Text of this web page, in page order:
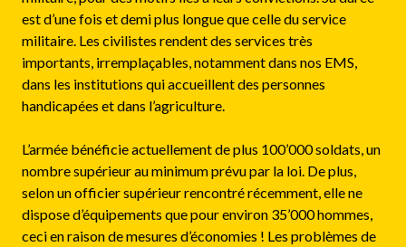
est d’une fois et demi plus longue que celle du service
militaire. Les civilistes rendent des services très
importants, irremplaçables, notamment dans nos EMS,
dans les institutions qui accueillent des personnes
handicapées et dans l’agriculture.
L’armée bénéficie actuellement de plus 100’000 soldats, un
nombre supérieur au minimum prévu par la loi. De plus,
selon un officier supérieur rencontré récemment, elle ne
dispose d’équipements que pour environ 35’000 hommes,
ceci en raison de mesures d’économies ! Les problèmes de